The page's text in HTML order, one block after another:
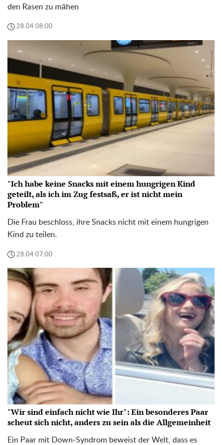
den Rasen zu mähen
28.04 08:00
"Ich habe keine Snacks mit einem hungrigen Kind
geteilt, als ich im Zug festsaß, er ist nicht mein
Problem"
Die Frau beschloss, ihre Snacks nicht mit einem hungrigen
Kind zu teilen.
28.04 07:00
"Wir sind einfach nicht wie Ihr": Ein besonderes Paar
scheut sich nicht, anders zu sein als die Allgemeinheit
Ein Paar mit Down-Syndrom beweist der Welt, dass es